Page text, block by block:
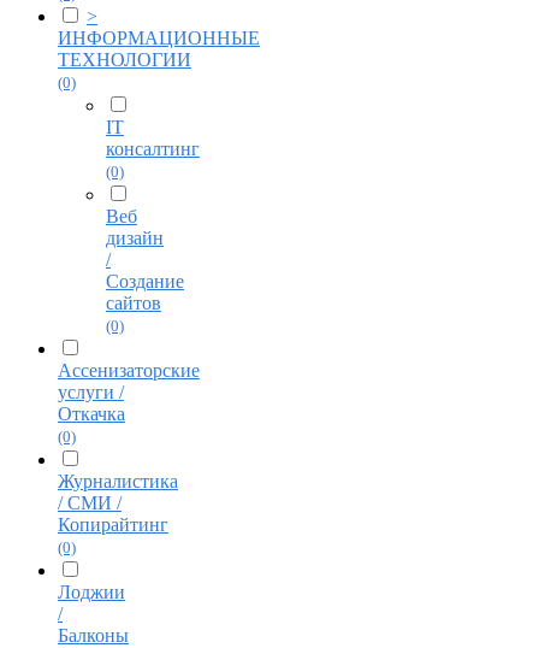
>
ИНФОРМАЦИОННЫЕ
ТЕХНОЛОГИИ
(0)
IT
консалтинг
(0)
Веб
дизайн
/
Создание
сайтов
(0)
Ассенизаторские
услуги /
Откачка
(0)
Журналистика
/ СМИ /
Копирайтинг
(0)
Лоджии
/
Балконы